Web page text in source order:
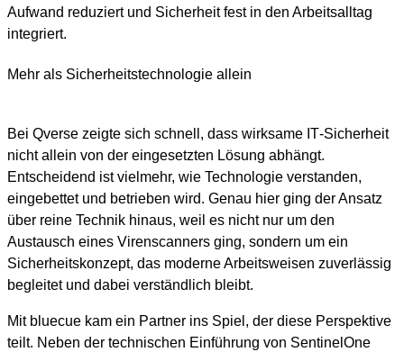
Aufwand reduziert und Sicherheit fest in den Arbeitsalltag
integriert.
Mehr als Sicherheitstechnologie allein
Bei Qverse zeigte sich schnell, dass wirksame IT‑Sicherheit
nicht allein von der eingesetzten Lösung abhängt.
Entscheidend ist vielmehr, wie Technologie verstanden,
eingebettet und betrieben wird. Genau hier ging der Ansatz
über reine Technik hinaus, weil es nicht nur um den
Austausch eines Virenscanners ging, sondern um ein
Sicherheitskonzept, das moderne Arbeitsweisen zuverlässig
begleitet und dabei verständlich bleibt.
Mit bluecue kam ein Partner ins Spiel, der diese Perspektive
teilt. Neben der technischen Einführung von SentinelOne